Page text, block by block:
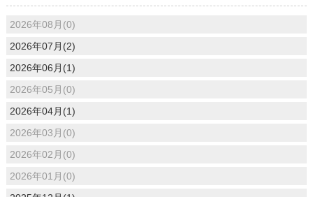
2026年08月(0)
2026年07月(2)
2026年06月(1)
2026年05月(0)
2026年04月(1)
2026年03月(0)
2026年02月(0)
2026年01月(0)